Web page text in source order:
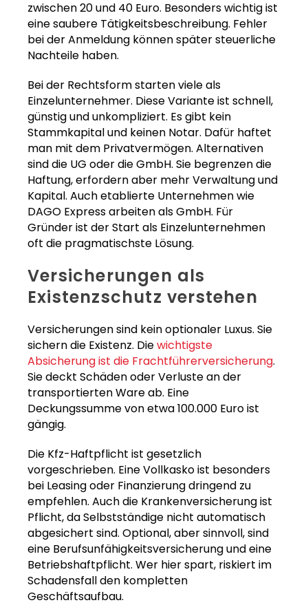
zwischen 20 und 40 Euro. Besonders wichtig ist
eine saubere Tätigkeitsbeschreibung. Fehler
bei der Anmeldung können später steuerliche
Nachteile haben.
Bei der Rechtsform starten viele als
Einzelunternehmer. Diese Variante ist schnell,
günstig und unkompliziert. Es gibt kein
Stammkapital und keinen Notar. Dafür haftet
man mit dem Privatvermögen. Alternativen
sind die UG oder die GmbH. Sie begrenzen die
Haftung, erfordern aber mehr Verwaltung und
Kapital. Auch etablierte Unternehmen wie
DAGO Express arbeiten als GmbH. Für
Gründer ist der Start als Einzelunternehmen
oft die pragmatischste Lösung.
Versicherungen als
Existenzschutz verstehen
Versicherungen sind kein optionaler Luxus. Sie
sichern die Existenz. Diewichtigste
Absicherung ist die Frachtführerversicherung.
Sie deckt Schäden oder Verluste an der
transportierten Ware ab. Eine
Deckungssumme von etwa 100.000 Euro ist
gängig.
Die Kfz-Haftpflicht ist gesetzlich
vorgeschrieben. Eine Vollkasko ist besonders
bei Leasing oder Finanzierung dringend zu
empfehlen. Auch die Krankenversicherung ist
Pflicht, da Selbstständige nicht automatisch
abgesichert sind. Optional, aber sinnvoll, sind
eine Berufsunfähigkeitsversicherung und eine
Betriebshaftpflicht. Wer hier spart, riskiert im
Schadensfall den kompletten
Geschäftsaufbau.